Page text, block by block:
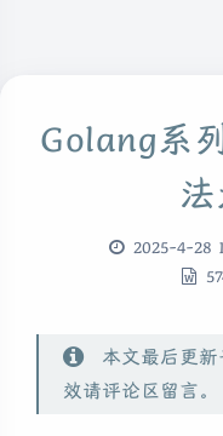
Golang系
2025-4-28
本文最后更
效请评论区留言。